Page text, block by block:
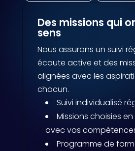
Des missions qui
sens
Nous assurons un suivi
écoute active et des
alignées avec les
chacun.
Suivi individualisé
Missions choisies
avec vos
Programme de